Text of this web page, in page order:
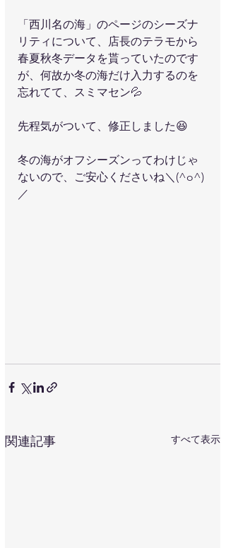
「西川名の海」のページのシーズナ
リティについて、店長のテラモから
春夏秋冬データを貰っていたのです
が、何故か冬の海だけ入力するのを
忘れてて、スミマセン💦
先程気がついて、修正しました😆
冬の海がオフシーズンってわけじゃ
ないので、ご安心くださいね＼(^o^)
／
関連記事 すべて表示